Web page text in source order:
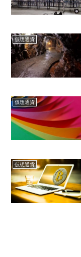
仮想通貨
仮想通貨
仮想通貨